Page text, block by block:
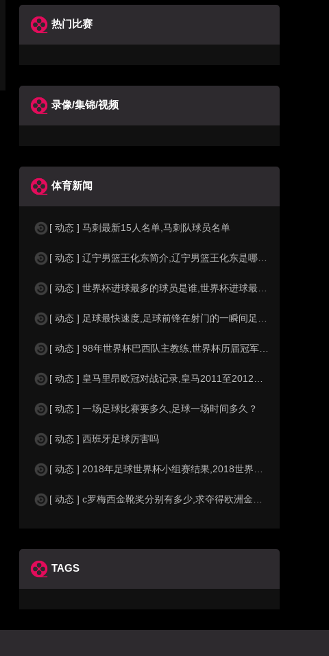
热门比赛
录像/集锦/视频
体育新闻
[ 动态 ] 马刺最新15人名单,马刺队球员名单
[ 动态 ] 辽宁男篮王化东简介,辽宁男篮王化东是哪里人？
[ 动态 ] 世界杯进球最多的球员是谁,世界杯进球最多的球员是谁？
[ 动态 ] 足球最快速度,足球前锋在射门的一瞬间足球的速度有多快？？
[ 动态 ] 98年世界杯巴西队主教练,世界杯历届冠军球队教练
[ 动态 ] 皇马里昂欧冠对战记录,皇马2011至2012欧冠赛程&nbs
[ 动态 ] 一场足球比赛要多久,足球一场时间多久？
[ 动态 ] 西班牙足球厉害吗
[ 动态 ] 2018年足球世界杯小组赛结果,2018世界杯中国进入a组
[ 动态 ] c罗梅西金靴奖分别有多少,求夺得欧洲金靴奖与各大联赛金靴奖最
TAGS